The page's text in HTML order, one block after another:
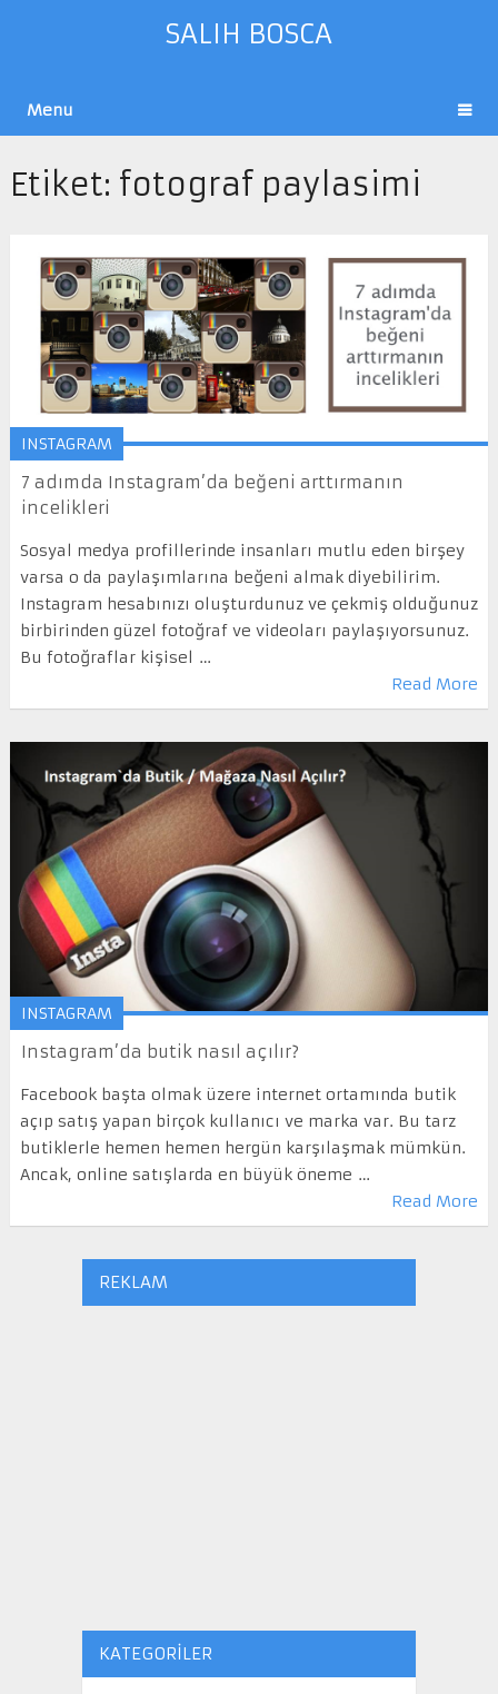
SALIH BOSCA
Menu
Etiket: fotograf paylasimi
INSTAGRAM
7 adımda Instagram’da beğeni arttırmanın
incelikleri
Sosyal medya profillerinde insanları mutlu eden birşey
varsa o da paylaşımlarına beğeni almak diyebilirim.
Instagram hesabınızı oluşturdunuz ve çekmiş olduğunuz
birbirinden güzel fotoğraf ve videoları paylaşıyorsunuz.
Bu fotoğraflar kişisel …
Read More
INSTAGRAM
Instagram’da butik nasıl açılır?
Facebook başta olmak üzere internet ortamında butik
açıp satış yapan birçok kullanıcı ve marka var. Bu tarz
butiklerle hemen hemen hergün karşılaşmak mümkün.
Ancak, online satışlarda en büyük öneme …
Read More
REKLAM
KATEGORILER